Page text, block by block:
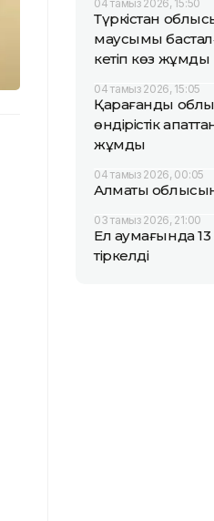
04 тамыз 2026, 15:50
Түркістан
маусымы
кетіп көз жұмды
04 тамыз 2026, 15:05
Қарағанды
өндірістік
жұмды
04 тамыз 2026, 00:05
Алматы
03 тамыз 2026, 21:00
Ел аумағында 13
тіркелді